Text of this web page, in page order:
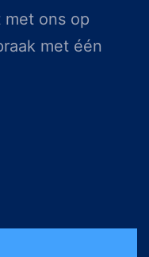
ons op
met één